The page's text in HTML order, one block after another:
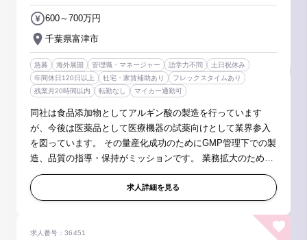
千葉県富津市
600～700万円
急募 海外展開 管理職・マネージャー 語学力不問
土日祝休み
年間休日120日以上
社宅・家賃補助あり
フレックスタイムあり
残業月20時間以内
転勤なし マイカー通勤可
同社は食品添加物としてアルギン酸の製造を行っています
が、今後は医薬品として医療機器の試薬向けとして業界参入
を図っています。 その量産化成功のためにGMP管理下での製
造、品質の指導・保持がミッションです。 業務拡大のため工
場の拡張を予定している事もあり、将来の管理職候補として
活躍頂く事を期待しての採用...求人詳細を見る
求人番号：36451